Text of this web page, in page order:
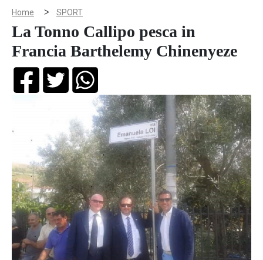
Home > SPORT
La Tonno Callipo pesca in
Francia Barthelemy Chinenyeze